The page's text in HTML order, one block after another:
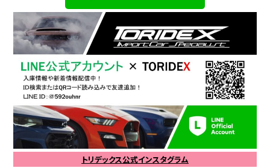
トリデックス公式インスタグラム